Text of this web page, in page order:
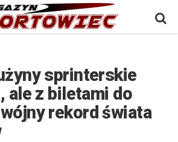
sprinterskie
ale z biletami do
rekord świata